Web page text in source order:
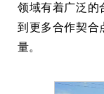
领域有着广泛的
到更多合作契合
量。